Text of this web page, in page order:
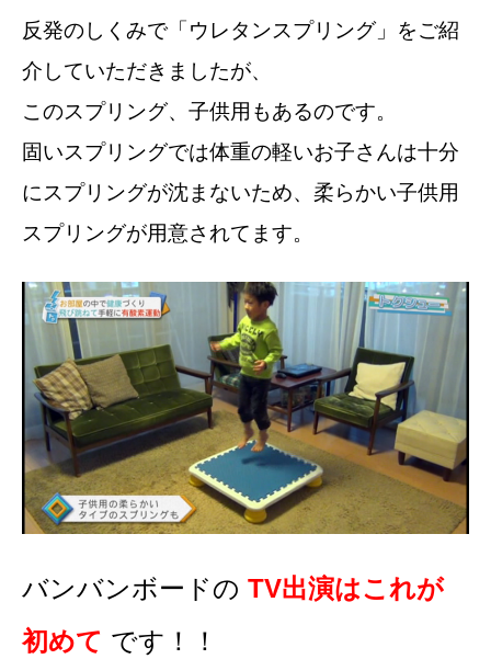
反発のしくみで「ウレタンスプリング」をご紹
介していただきましたが、
このスプリング、子供用もあるのです。
固いスプリングでは体重の軽いお子さんは十分
にスプリングが沈まないため、柔らかい子供用
スプリングが用意されてます。
バンバンボードの TV出演はこれが
初めて です！！